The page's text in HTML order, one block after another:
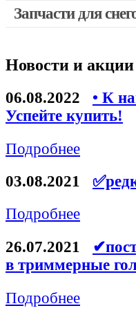
Запчасти для УШМ
Запчасти для
Запчасти для
Конденсаторы
Ремни для
Запчасти для
Новости и акции
06.08.2022
• К
Успейте купить!
Подробнее
03.08.2021
Подробнее
26.07.2021
в триммерные
Подробнее